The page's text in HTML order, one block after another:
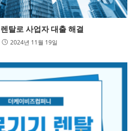
탈로 사업자 대출 해결
2024년 11월 19일